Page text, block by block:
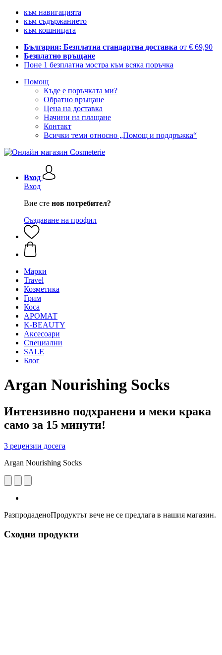
към навигацията
към съдържанието
към кошницата
България: Безплатна стандартна доставка от € 69,90
Безплатно връщане
Поне 1 безплатна мостра към всяка поръчка
Помощ
Къде е поръчката ми?
Обратно връщане
Цена на доставка
Начини на плащане
Контакт
Всички теми относно „Помощ и поддръжка“
Вход
Вход
Вие сте нов потребител?
Създаване на профил
Mарки
Travel
Козметика
Грим
Коса
АРОМАТ
K-BEAUTY
Аксесоари
Специални
SALE
Блог
Argan Nourishing Socks
Интензивно подхранени и меки крака
само за 15 минути!
3 рецензии досега
Argan Nourishing Socks
РазпродаденоПродуктът вече не се предлага в нашия магазин.
Сходни продукти